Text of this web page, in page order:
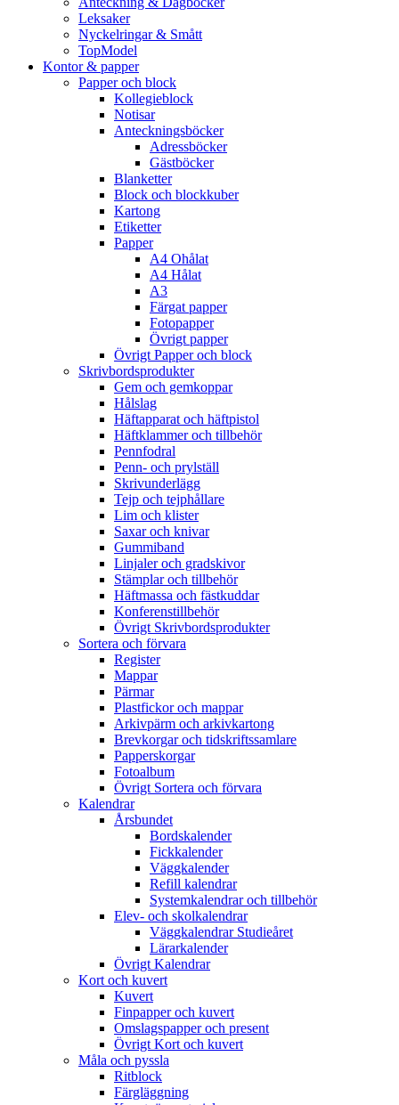
Leksaker
Nyckelringar & Smått
TopModel
Kontor & papper
Papper och block
Kollegieblock
Notisar
Anteckningsböcker
Adressböcker
Gästböcker
Blanketter
Block och blockkuber
Kartong
Etiketter
Papper
A4 Ohålat
A4 Hålat
A3
Färgat papper
Fotopapper
Övrigt papper
Övrigt Papper och block
Skrivbordsprodukter
Gem och gemkoppar
Hålslag
Häftapparat och häftpistol
Häftklammer och tillbehör
Pennfodral
Penn- och prylställ
Skrivunderlägg
Tejp och tejphållare
Lim och klister
Saxar och knivar
Gummiband
Linjaler och gradskivor
Stämplar och tillbehör
Häftmassa och fästkuddar
Konferenstillbehör
Övrigt Skrivbordsprodukter
Sortera och förvara
Register
Mappar
Pärmar
Plastfickor och mappar
Arkivpärm och arkivkartong
Brevkorgar och tidskriftssamlare
Papperskorgar
Fotoalbum
Övrigt Sortera och förvara
Kalendrar
Årsbundet
Bordskalender
Fickkalender
Väggkalender
Refill kalendrar
Systemkalendrar och tillbehör
Elev- och skolkalendrar
Väggkalendrar Studieåret
Lärarkalender
Övrigt Kalendrar
Kort och kuvert
Kuvert
Finpapper och kuvert
Omslagspapper och present
Övrigt Kort och kuvert
Måla och pyssla
Ritblock
Färgläggning